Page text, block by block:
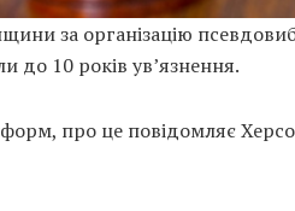
за організацію
до 10 років ув’язнення.
про це повідомляє